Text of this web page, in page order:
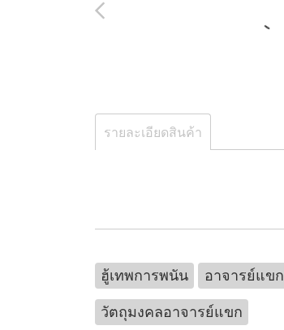
รายละเอียดสินค้า
ฮู้เทพการพนัน อาจารย์แขก
วัตถุมงคลอาจารย์แขก